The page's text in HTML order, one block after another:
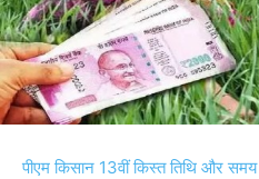
पीएम किसान 13वीं किस्त तिथि और